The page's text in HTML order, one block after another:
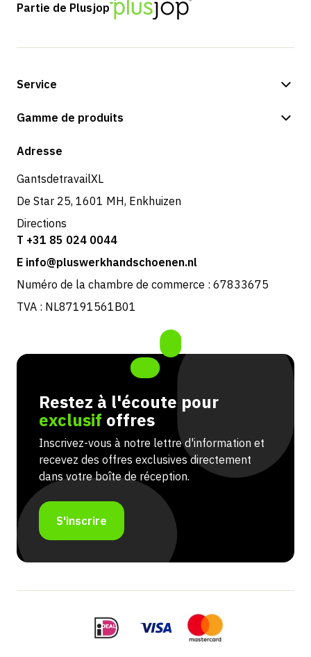
Partie de Plusjop
Service
Options de paiement
Retours et service
Gamme de produits
Boutique
Adresse
GantsdetravailXL
De Star 25, 1601 MH, Enkhuizen
Directions
T +31 85 024 0044
E info@pluswerkhandschoenen.nl
Numéro de la chambre de commerce : 67833675
TVA : NL87191561B01
Restez à l'écoute pour
exclusif offres
Inscrivez-vous à notre lettre d'information et
recevez des offres exclusives directement
dans votre boîte de réception.
S'inscrire